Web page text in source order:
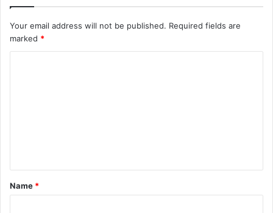
Your email address will not be published. Required fields are
marked *
Name *